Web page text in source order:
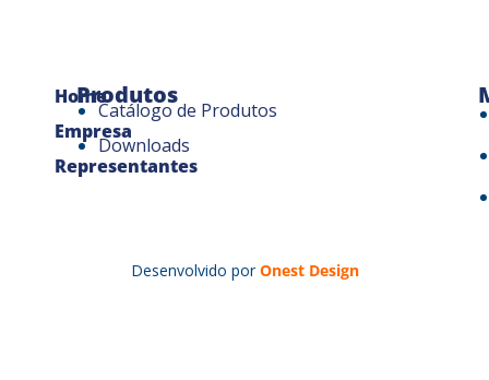
Home
Empresa
Representantes
Produtos
Catálogo de Produtos
Downloads
Desenvolvido por Onest Design